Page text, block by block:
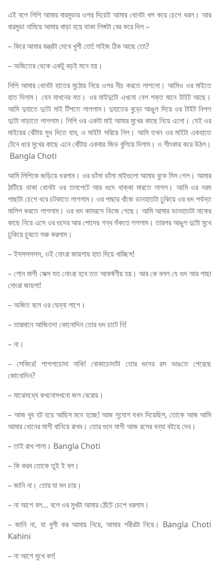
এই বলে লিপি আমার বারমুডার ওপর দিয়েই আমার ধোনটা খপ করে চেপে ধরল। আর
বারমুডা নামিয়ে আমার খাড়া হয়ে থাকা লিঙ্গটা বের করে দিল –
– কিরে আমার যন্ত্রটা দেখে খুশী তো! সাইজ ঠিক আছে তো?
– অজিতের থেকে একটু বড়ই মনে হয়।
লিপি আমার ধোনটা হাতের মুঠোয় নিয়ে ওপর নীচ করতে লাগলো। আমিও ওর মাইতে
হাত দিলাম। যেন মাখনের মত। ওর মাইদুটো এখনো বেশ শক্ত মানে টাইট আছে।
আমি দুহাতে দুটো মাই টিপতে লাগলাম। দুহাতের বুড়ো আঙুল দিয়ে ওর টাইট নিপল
দুটো নাড়াতে লাগলাম। লিপি ওর একটা মাই আমার মুখের কাছে নিয়ে এলো। যেই ওর
মাইয়ের বোঁটায় মুখ দিতে যাব, ও মাইটা সরিয়ে নিল। আমি তখন ওর মাইটা একহাতে
টেনে ধরে মুখের কাছে এনে বোঁটায় একবার জিভ বুলিয়ে দিলাম। ও শীৎকার করে উঠল।
Bangla Choti
আমি লিপিকে জড়িয়ে ধরলাম। ওর ডাঁসা ডাঁসা মাইগুলো আমার বুকে মিস গেল। আমার
ঠাটিয়ে থাকা ধোনটা ওর তলপেটে আর গুদে ধাক্কা মারতে লাগল। আমি ওর নরম
পাছাটা চেপে ধরে চটকাতে লাগলাম। ওর পাছার খাঁজে ডানহাতটা ঢুকিয়ে ওর গুদ পর্যন্ত
মালিশ করতে লাগলাম। ওর গুদ কামরসে ভিজে গেছে। আমি আমার ডানহাতটা নাকের
কাছে নিয়ে এসে ওর গুদের আর পোদের গন্ধ শুঁকতে লগলাম। তারপর আঙুল দুটো মুখে
ঢুকিয়ে চুষতে শুরু করলাম।
– ইসসসসসস, ওই নোংরা জায়গায় হাত দিয়ে খাচ্ছিস!
– শোন মাগী সেক্স যত নোংরা হবে তত আকর্ষণীয় হয়। আর কে বলল যে গুদ আর পাছা
নোংরা জায়গা!
– অজিত বলে ওর ঘেন্না লাগে।
– তারমানে আজিতদা কোনোদিন তোর গুদ চাটে নি!
– না।
– সেকিরে! পাগলাচোদা নাকি! বোকাচোদাটা তোর গুদের রস ভাঙতে পেরেছে
কোনোদিন?
– মাঝেমধ্যে কখনোসখনো জল বেরোয়।
– আজ খুব হট হয়ে আছিস মনে হচ্ছে! আজ সুযোগ যখন দিয়েছিস, তোকে আজ আমি
আমার ধোনের মাগী বানিয়ে রাখব। তোর গুদে মাগী আজ রসের বন্যা বইয়ে দেব।
– তাই রাখ শালা। Bangla Choti
– কি করব তোকে তুই ই বল।
– জানি না। তোর যা মন চায়।
– না আগে বল… বলে ওর মুখটা আমার ঠোঁটে চেপে ধরলাম।
– জানি না, যা খুশী কর আমায় নিয়ে, আমার শরীরটা নিয়ে। Bangla Choti
Kahini
– না আগে মুখে বল!